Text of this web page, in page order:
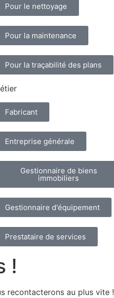
Pour le nettoyage
Pour la maintenance
Pour la traçabilité des plans
Fabricant
Entreprise générale
Gestionnaire de biens
immobiliers
Gestionnaire d'équipement
Prestataire de services
!
recontacterons au plus vite !